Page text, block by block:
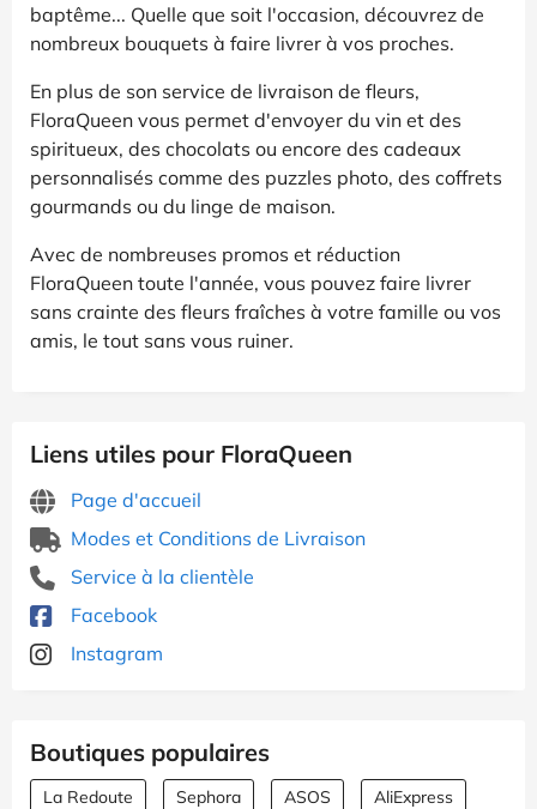
baptême... Quelle que soit l'occasion, découvrez de
nombreux bouquets à faire livrer à vos proches.
En plus de son service de livraison de fleurs,
FloraQueen vous permet d'envoyer du vin et des
spiritueux, des chocolats ou encore des cadeaux
personnalisés comme des puzzles photo, des coffrets
gourmands ou du linge de maison.
Avec de nombreuses promos et réduction
FloraQueen toute l'année, vous pouvez faire livrer
sans crainte des fleurs fraîches à votre famille ou vos
amis, le tout sans vous ruiner.
Liens utiles pour FloraQueen
Page d'accueil
Modes et Conditions de Livraison
Service à la clientèle
Facebook
Instagram
Boutiques populaires
La Redoute Sephora ASOS AliExpress